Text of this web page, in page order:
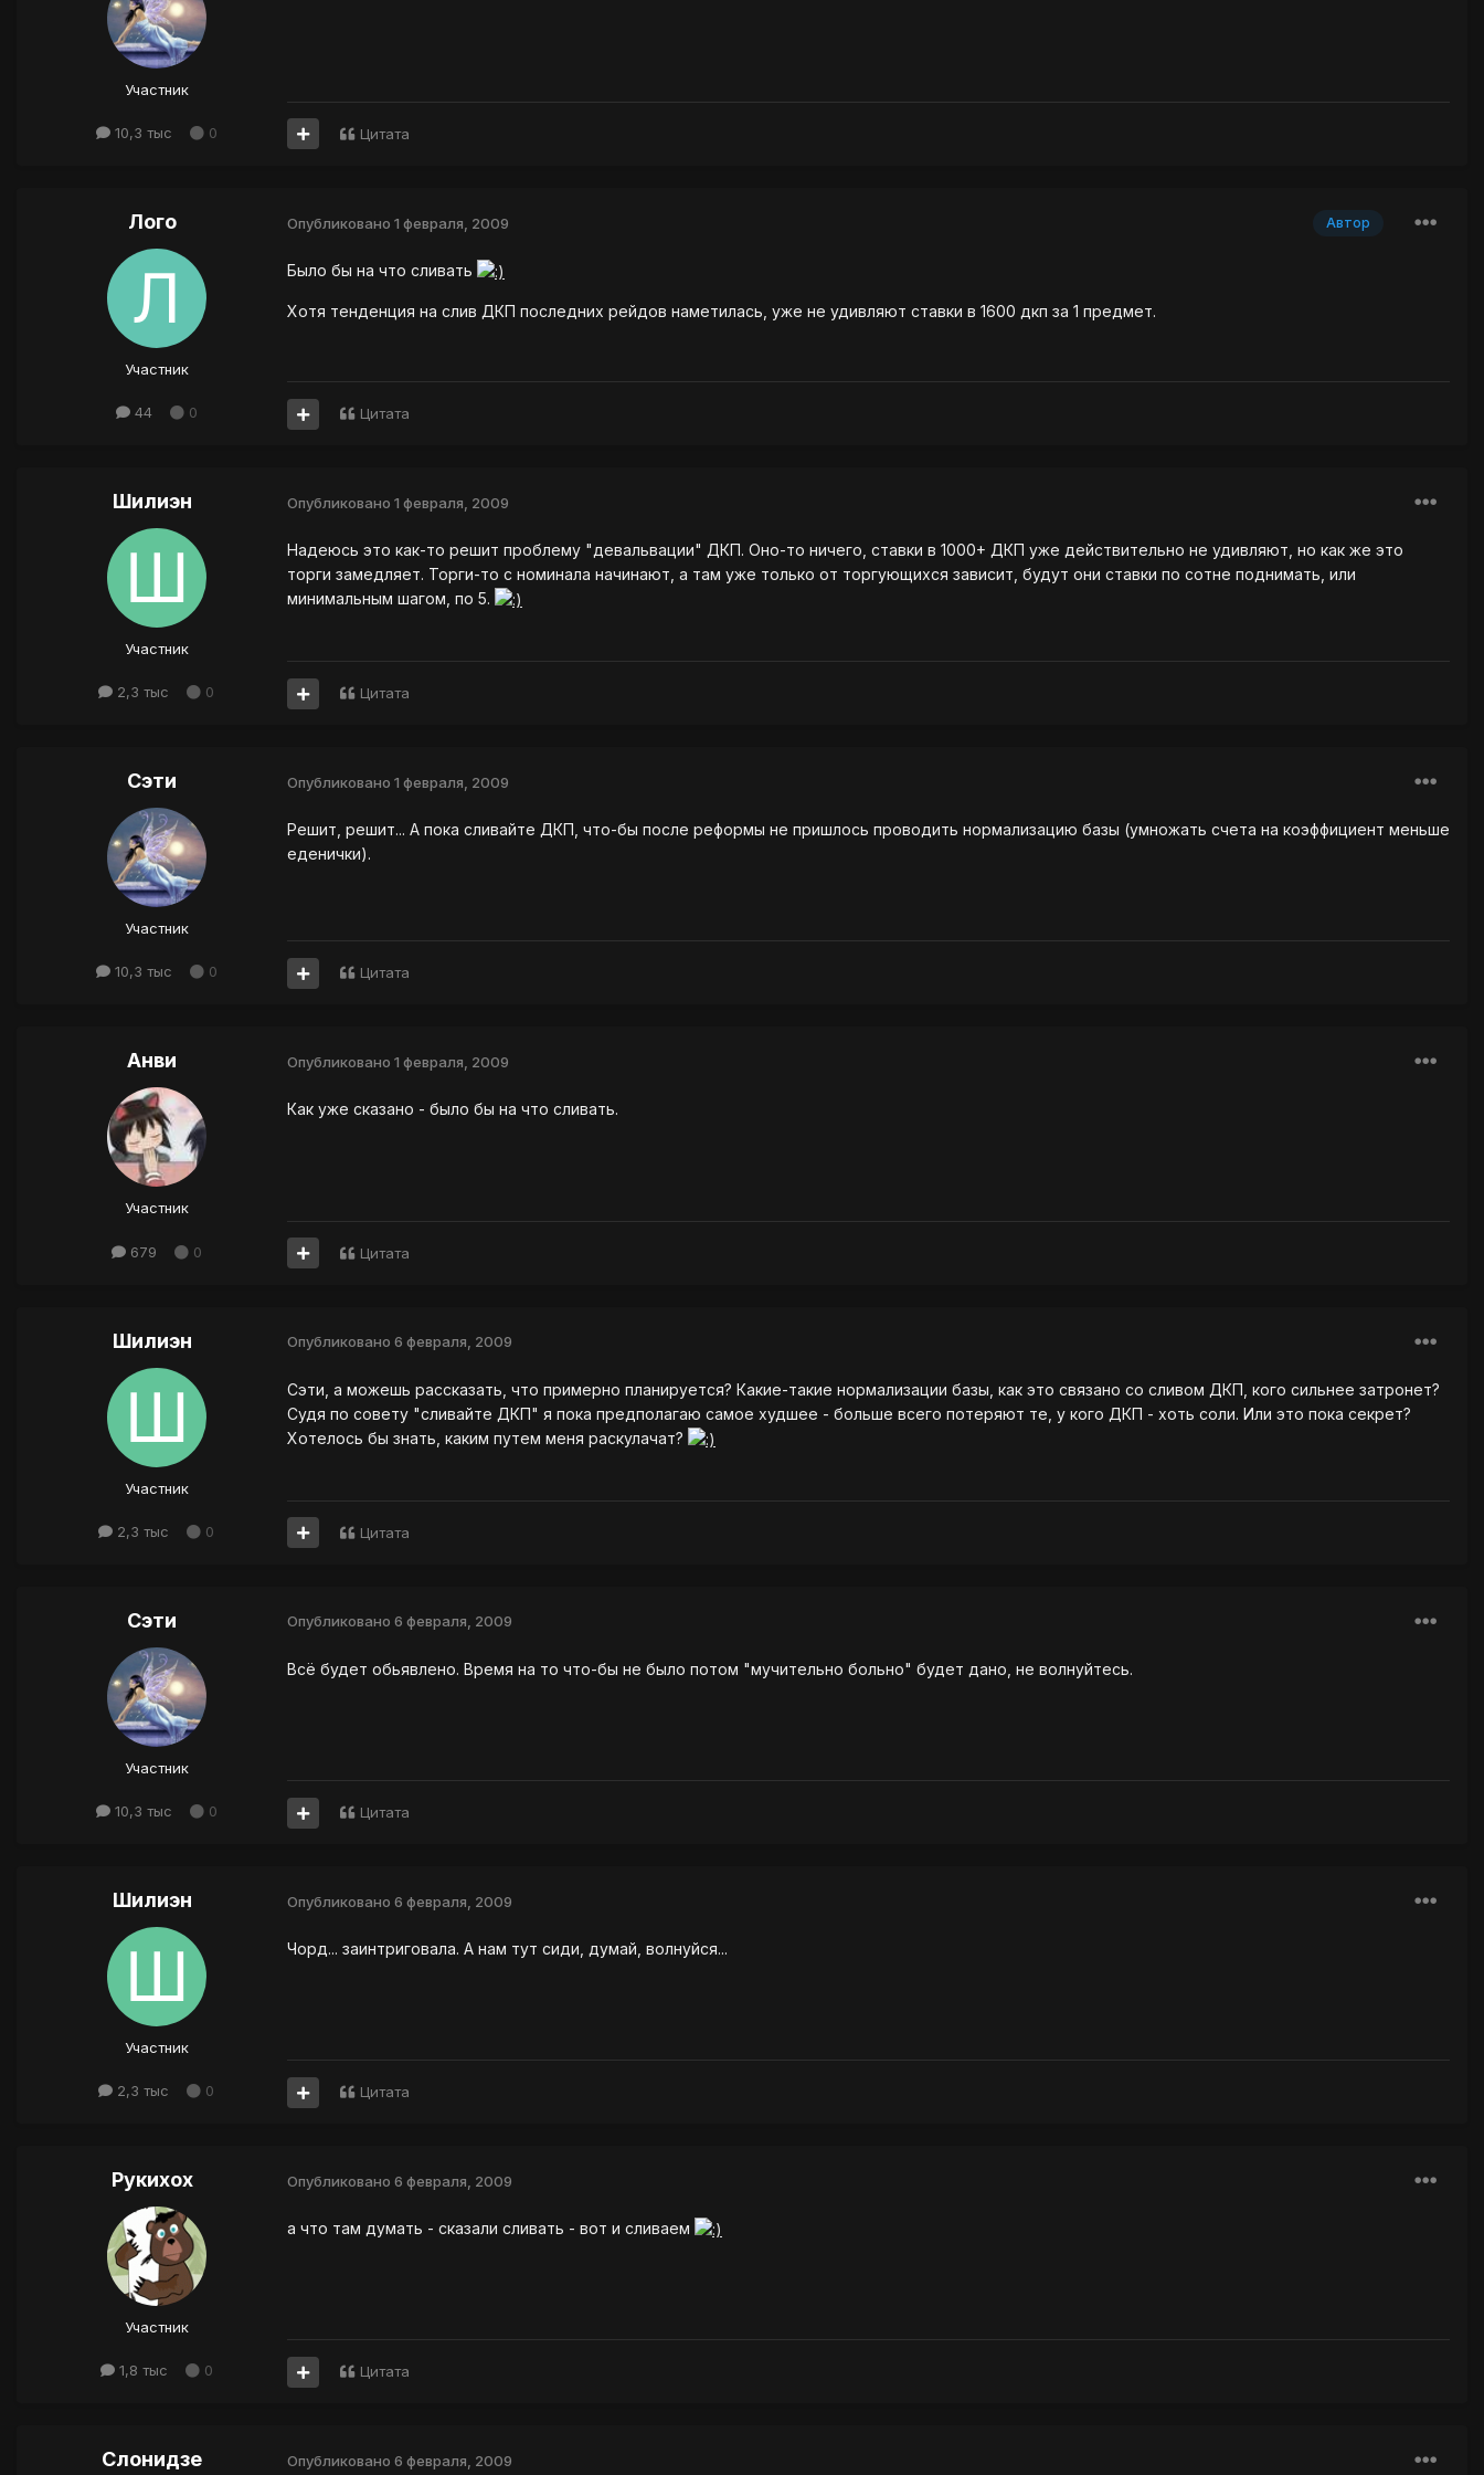
Участник
10,3 тыс 0 Цитата
Лого
Участник
44 0
Автор
Опубликовано 1 февраля, 2009
Было бы на что сливать
Хотя тенденция на слив ДКП последних рейдов наметилась, уже не удивляют ставки в 1600 дкп за 1 предмет.
Цитата
Шилиэн
Участник
2,3 тыс 0
Опубликовано 1 февраля, 2009
Надеюсь это как-то решит проблему "девальвации" ДКП. Оно-то ничего, ставки в 1000+ ДКП уже действительно не удивляют, но как же это
торги замедляет. Торги-то с номинала начинают, а там уже только от торгующихся зависит, будут они ставки по сотне поднимать, или
минимальным шагом, по 5.
Цитата
Сэти
Участник
10,3 тыс 0
Опубликовано 1 февраля, 2009
Решит, решит... А пока сливайте ДКП, что-бы после реформы не пришлось проводить нормализацию базы (умножать счета на коэффициент меньше
еденички).
Цитата
Анви
Участник
679 0
Опубликовано 1 февраля, 2009
Как уже сказано - было бы на что сливать.
Цитата
Шилиэн
Участник
2,3 тыс 0
Опубликовано 6 февраля, 2009
Сэти, а можешь рассказать, что примерно планируется? Какие-такие нормализации базы, как это связано со сливом ДКП, кого сильнее затронет?
Судя по совету "сливайте ДКП" я пока предполагаю самое худшее - больше всего потеряют те, у кого ДКП - хоть соли. Или это пока секрет?
Хотелось бы знать, каким путем меня раскулачат?
Цитата
Сэти
Участник
10,3 тыс 0
Опубликовано 6 февраля, 2009
Всё будет обьявлено. Время на то что-бы не было потом "мучительно больно" будет дано, не волнуйтесь.
Цитата
Шилиэн
Участник
2,3 тыс 0
Опубликовано 6 февраля, 2009
Чорд... заинтриговала. А нам тут сиди, думай, волнуйся...
Цитата
Рукихох
Участник
1,8 тыс 0
Опубликовано 6 февраля, 2009
а что там думать - сказали сливать - вот и сливаем
Цитата
Слонидзе Опубликовано 6 февраля, 2009